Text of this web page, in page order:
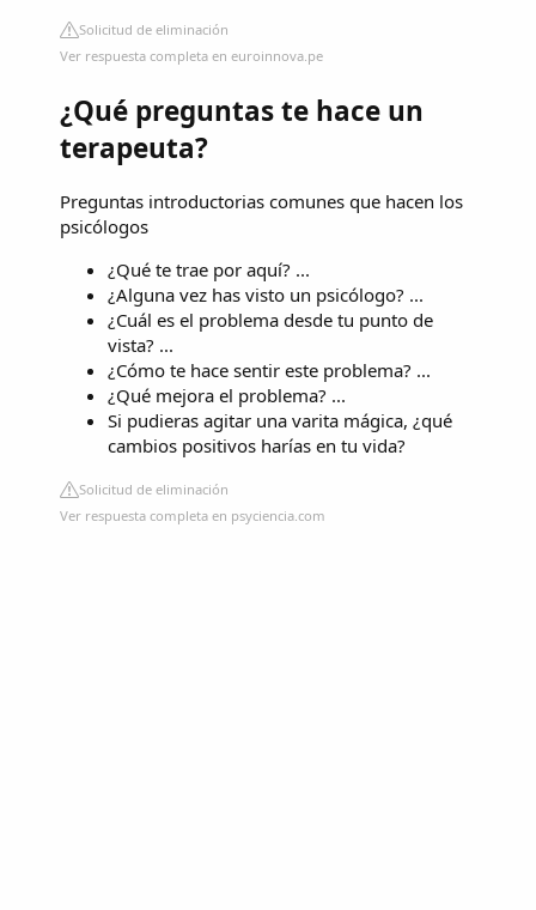
Solicitud de eliminación
Ver respuesta completa en euroinnova.pe
¿Qué preguntas te hace un
terapeuta?
Preguntas introductorias comunes que hacen los
psicólogos
¿Qué te trae por aquí? ...
¿Alguna vez has visto un psicólogo? ...
¿Cuál es el problema desde tu punto de
vista? ...
¿Cómo te hace sentir este problema? ...
¿Qué mejora el problema? ...
Si pudieras agitar una varita mágica, ¿qué
cambios positivos harías en tu vida?
Solicitud de eliminación
Ver respuesta completa en psyciencia.com